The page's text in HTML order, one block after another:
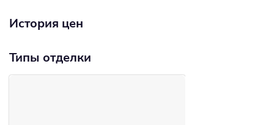
История цен
Типы отделки